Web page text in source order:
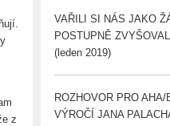
z
VAŘILI SI NÁS JAKO
POSTUPNĚ
(leden 2019)
ROZHOVOR PRO
VÝROČÍ JANA